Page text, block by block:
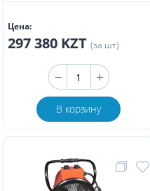
Цена:
297 380 KZT (за шт)
В корзину